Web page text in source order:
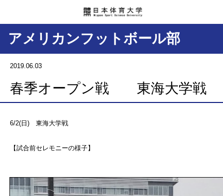
アメリカンフットボール部
2019.06.03
春季オープン戦 東海大学戦
6/2(日) 東海大学戦
【試合前セレモニーの様子】